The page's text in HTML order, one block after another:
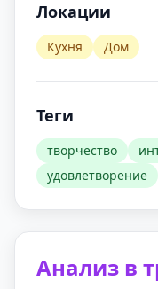
Локации
Кухня Дом
Теги
творчество
удовлетворение
Анализ в